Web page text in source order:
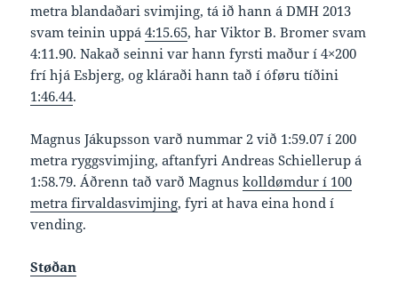
metra blandaðari svimjing, tá ið hann á DMH 2013
svam teinin uppá4:15.65, har Viktor B. Bromer svam
4:11.90. Nakað seinni var hann fyrsti maður í 4×200
frí hjá Esbjerg, og kláraði hann tað í óføru tíðini
1:46.44.
Magnus Jákupsson varð nummar 2 við 1:59.07 í 200
metra ryggsvimjing, aftanfyri Andreas Schiellerup á
1:58.79. Áðrenn tað varð Magnuskolldømdur í 100
metra firvaldasvimjing, fyri at hava eina hond í
vending.
Støðan